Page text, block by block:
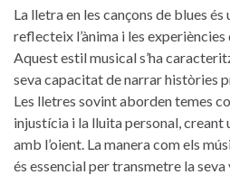
La lletra en les⁤ cançons⁣ de blues⁣
reflecteix ⁤l’ànima i les
Aquest estil musical s’ha⁤
seva ⁤capacitat⁣ de narrar històries⁣
Les⁢ lletres sovint aborden temes
⁢injustícia i​ la lluita personal, creant
amb ⁢l’oient. La manera ‌com els
és​ essencial per transmetre la